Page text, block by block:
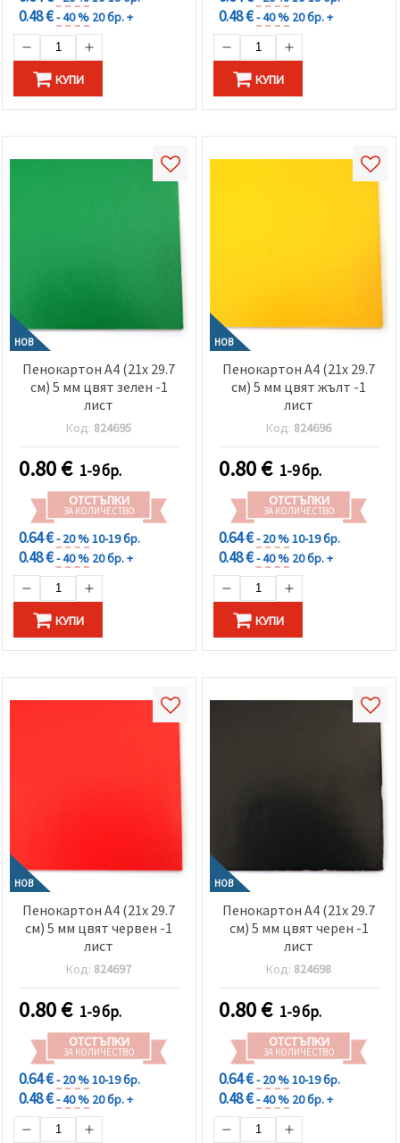
0.48 €- 40 % 20 бр. +
КУПИ
0.48 €- 40 % 20 бр. +
КУПИ
НОВ
Пенокартон А4 (21x 29.7
см) 5 мм цвят зелен -1
лист
Код: 824695
0.80€ 1-9 бр.
ОТСТЪПКИ
ЗА КОЛИЧЕСТВО
0.64 €- 20 %10-19 бр.
0.48 €- 40 % 20 бр. +
КУПИ
НОВ
Пенокартон А4 (21x 29.7
см) 5 мм цвят жълт -1
лист
Код: 824696
0.80€ 1-9 бр.
ОТСТЪПКИ
ЗА КОЛИЧЕСТВО
0.64 €- 20 %10-19 бр.
0.48 €- 40 % 20 бр. +
КУПИ
НОВ
Пенокартон А4 (21x 29.7
см) 5 мм цвят червен -1
лист
Код: 824697
0.80€ 1-9 бр.
ОТСТЪПКИ
ЗА КОЛИЧЕСТВО
0.64 €- 20 %10-19 бр.
0.48 €- 40 % 20 бр. +
НОВ
Пенокартон А4 (21x 29.7
см) 5 мм цвят черен -1
лист
Код: 824698
0.80€ 1-9 бр.
ОТСТЪПКИ
ЗА КОЛИЧЕСТВО
0.64 €- 20 %10-19 бр.
0.48 €- 40 % 20 бр. +